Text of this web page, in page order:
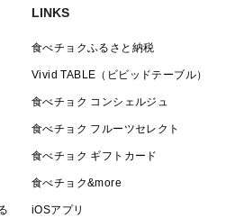
LINKS
食べチョクふるさと納税
Vivid TABLE（ビビッドテーブル）
食べチョク コンシェルジュ
食べチョク フルーツセレクト
食べチョク ギフトカード
食べチョク&more
iOSアプリ